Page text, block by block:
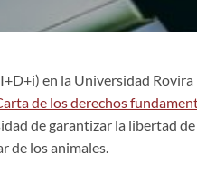
en la Universidad
de los derechos
de garantizar la libertad
de los animales.